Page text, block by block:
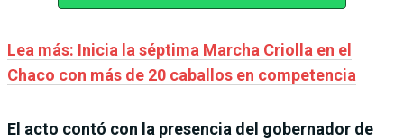
Lea más: Inicia la séptima Marcha Criolla en el
Chaco con más de 20 caballos en competencia
El acto contó con la presencia del gobernador de